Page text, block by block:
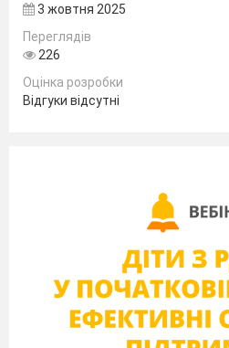
3 жовтня 2025
Переглядів
226
Оцінка розробки
Відгуки відсутні